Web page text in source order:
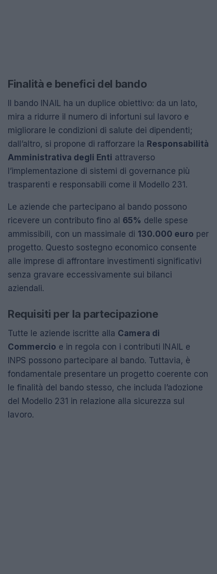
Finalità e benefici del bando
Il bando INAIL ha un duplice obiettivo: da un lato,
mira a ridurre il numero di infortuni sul lavoro e
migliorare le condizioni di salute dei dipendenti;
dall’altro, si propone di rafforzare la Responsabilità
Amministrativa degli Enti attraverso
l’implementazione di sistemi di governance più
trasparenti e responsabili come il Modello 231.
Le aziende che partecipano al bando possono
ricevere un contributo fino al 65% delle spese
ammissibili, con un massimale di 130.000 euro per
progetto. Questo sostegno economico consente
alle imprese di affrontare investimenti significativi
senza gravare eccessivamente sui bilanci
aziendali.
Requisiti per la partecipazione
Tutte le aziende iscritte alla Camera di
Commercio e in regola con i contributi INAIL e
INPS possono partecipare al bando. Tuttavia, è
fondamentale presentare un progetto coerente con
le finalità del bando stesso, che includa l’adozione
del Modello 231 in relazione alla sicurezza sul
lavoro.